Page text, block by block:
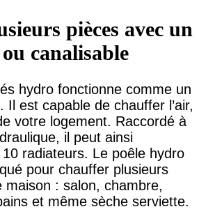
pièces avec un
canalisable
hydro fonctionne comme un
Il est capable de chauffer l’air,
votre logement. Raccordé à
il peut ainsi
radiateurs. Le poêle hydro
pour chauffer plusieurs
maison : salon, chambre,
et même sèche serviette.